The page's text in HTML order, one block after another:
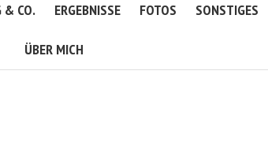
& CO. ERGEBNISSE FOTOS SONSTIGES
ÜBER MICH